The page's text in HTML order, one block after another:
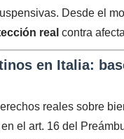
Desde el
real contra
en Italia:
reales sobre
el art. 16 del